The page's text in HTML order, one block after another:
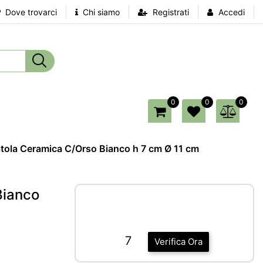
Dove trovarci Chi siamo Registrati Accedi
0 0 0
Ceramica C/Orso Bianco h 7 cm Ø 11 cm
Verifica Ora
7